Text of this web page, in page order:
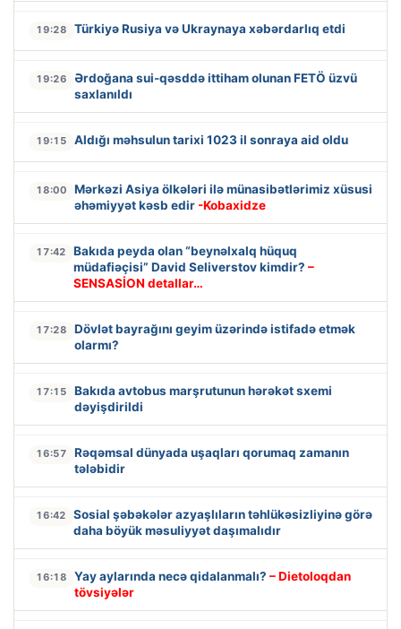
19:28 Türkiyə Rusiya və Ukraynaya xəbərdarlıq etdi
19:26
Ərdoğana sui-qəsddə ittiham olunan FETÖ üzvü
saxlanıldı
19:15 Aldığı məhsulun tarixi 1023 il sonraya aid oldu
18:00
Mərkəzi Asiya ölkələri ilə münasibətlərimiz xüsusi
əhəmiyyət kəsb edir -Kobaxidze
17:42
Bakıda peyda olan “beynəlxalq hüquq
müdafiəçisi” David Seliverstov kimdir? –
SENSASİON detallar…
17:28
Dövlət bayrağını geyim üzərində istifadə etmək
olarmı?
17:15
Bakıda avtobus marşrutunun hərəkət sxemi
dəyişdirildi
16:57
Rəqəmsal dünyada uşaqları qorumaq zamanın
tələbidir
16:42
Sosial şəbəkələr azyaşlıların təhlükəsizliyinə görə
daha böyük məsuliyyət daşımalıdır
16:18 Yay aylarında necə qidalanmalı? – Dietoloqdan
tövsiyələr